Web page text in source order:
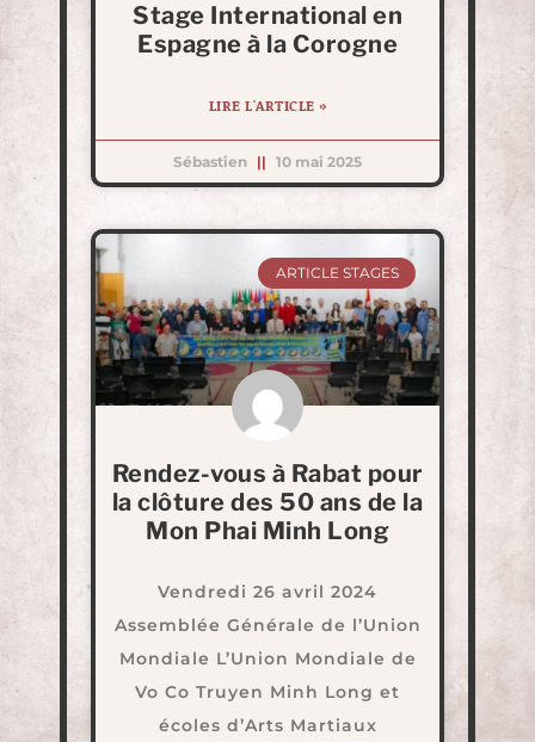
Stage International en
Espagne à la Corogne
LIRE L'ARTICLE »
Sébastien 10 mai 2025
ARTICLE STAGES
Rendez-vous à Rabat pour
la clôture des 50 ans de la
Mon Phai Minh Long
Vendredi 26 avril 2024
Assemblée Générale de l’Union
Mondiale L’Union Mondiale de
Vo Co Truyen Minh Long et
écoles d’Arts Martiaux